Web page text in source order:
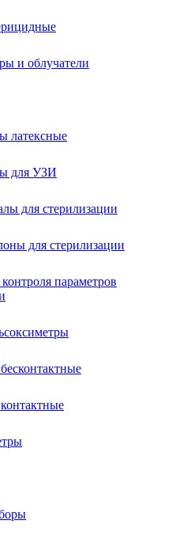
и облучатели
латексные
для УЗИ
для стерилизации
для стерилизации
параметров